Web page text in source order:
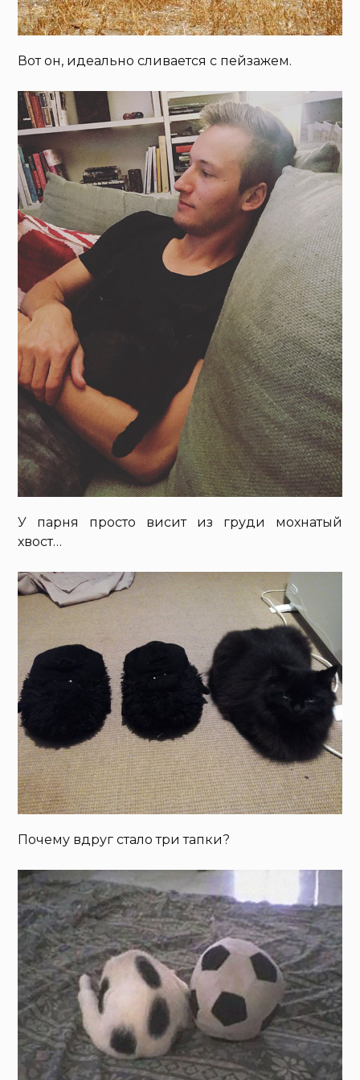
Вот он, идеально сливается с пейзажем.
У парня просто висит из груди мохнатый
хвост…
Почему вдруг стало три тапки?